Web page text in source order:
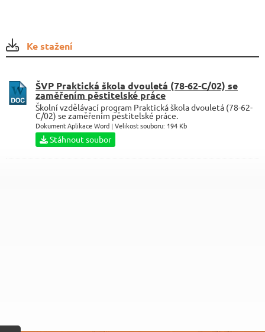
Ke stažení
ŠVP Praktická škola dvouletá (78-62-C/02) se
zaměřením pěstitelské práce
Školní vzdělávací program Praktická škola dvouletá (78-62-
C/02) se zaměřením pěstitelské práce.
Dokument Aplikace Word | Velikost souboru: 194 Kb
Stáhnout soubor